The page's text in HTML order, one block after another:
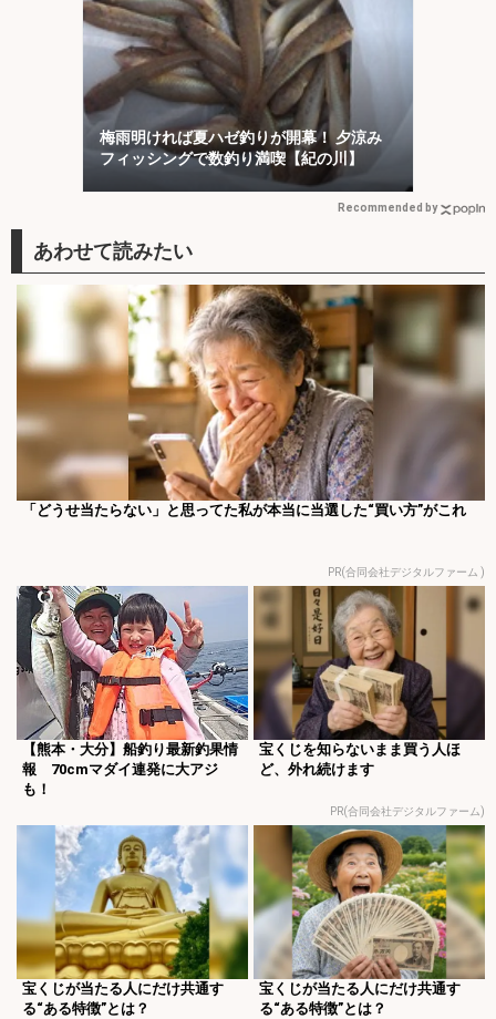
梅雨明ければ夏ハゼ釣りが開幕！ 夕涼み
フィッシングで数釣り満喫【紀の川】
Recommended by
「どうせ当たらない」と思ってた私が本当に当選した“買い方”がこれ
PR(合同会社デジタルファーム )
【熊本・大分】船釣り最新釣果情
報 70cmマダイ連発に大アジ
も！
宝くじを知らないまま買う人ほ
ど、外れ続けます
PR(合同会社デジタルファーム)
宝くじが当たる人にだけ共通す
る“ある特徴”とは？
宝くじが当たる人にだけ共通す
る“ある特徴”とは？